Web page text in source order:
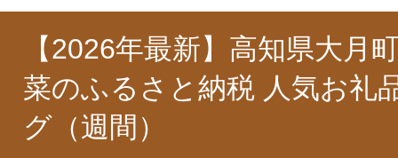
【2026年最新】高知県大月
菜のふるさと納税 人気お礼
グ（週間）